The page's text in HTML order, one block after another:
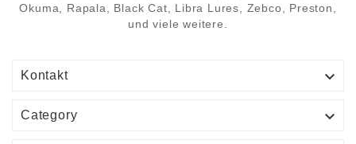
Okuma, Rapala, Black Cat, Libra Lures, Zebco, Preston,
und viele weitere.
Kontakt 
Category 